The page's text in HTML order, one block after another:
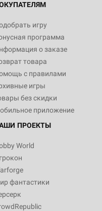
игру
программа
о заказе
товара
с правилами
игры
без скидки
приложение
ПРОЕКТЫ
World
фантастики